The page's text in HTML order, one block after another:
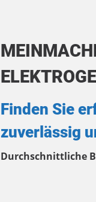
Finden Sie
zuverlässig
Durchschnittliche